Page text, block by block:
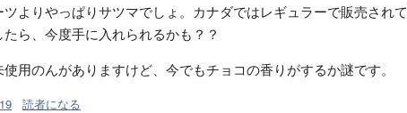
よりやっぱりサツマでしょ。カナダではレギュラーで販売されて
ら、今度手に入れられるかも？？
用のんがありますけど、今でもチョコの香りがするか謎です。
読者になる